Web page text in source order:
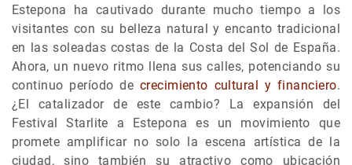
Estepona ha cautivado durante mucho tiempo a los
visitantes con su belleza natural y encanto tradicional
en las soleadas costas de la Costa del Sol de España.
Ahora, un nuevo ritmo llena sus calles, potenciando su
continuo período de crecimiento cultural y financiero.
¿El catalizador de este cambio? La expansión del
Festival Starlite a Estepona es un movimiento que
promete amplificar no solo la escena artística de la
ciudad, sino también su atractivo como ubicación